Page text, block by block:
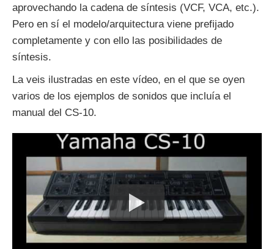
aprovechando la cadena de síntesis (VCF, VCA, etc.).
Pero en sí el modelo/arquitectura viene prefijado
completamente y con ello las posibilidades de
síntesis.
La veis ilustradas en este vídeo, en el que se oyen
varios de los ejemplos de sonidos que incluía el
manual del CS-10.